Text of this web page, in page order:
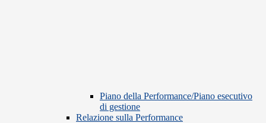
Piano della Performance/Piano esecutivo
di gestione
Relazione sulla Performance